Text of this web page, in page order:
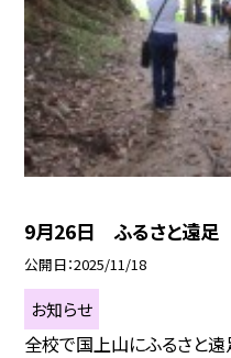
9月26日 ふるさと遠足
公開日 2025/11/18
お知らせ
全校で国上山にふるさと遠